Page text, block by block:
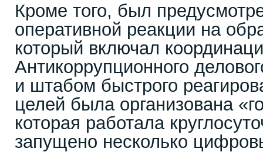
Кроме того, был
оперативной реакции на
который включал
Антикоррупционного
и штабом быстрого
целей была организована
которая работала
запущено несколько